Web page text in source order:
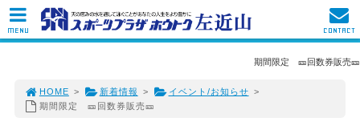
期間限定 🎫回数券販売🎫
HOME > 新着情報 > イベント/お知らせ >
期間限定 🎫回数券販売🎫
MENU CONTACT